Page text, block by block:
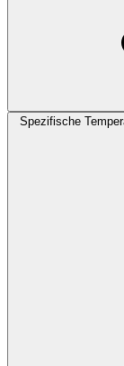
Spezifische